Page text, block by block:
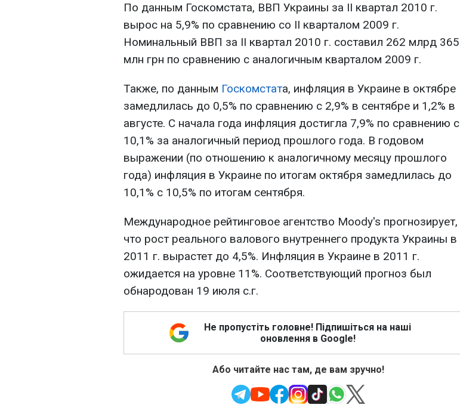
По данным Госкомстата, ВВП Украины за II квартал 2010 г.
вырос на 5,9% по сравнению со II кварталом 2009 г.
Номинальный ВВП за II квартал 2010 г. составил 262 млрд 365
млн грн по сравнению с аналогичным кварталом 2009 г.
Также, по данным Госкомстата, инфляция в Украине в октябре
замедлилась до 0,5% по сравнению с 2,9% в сентябре и 1,2% в
августе. С начала года инфляция достигла 7,9% по сравнению с
10,1% за аналогичный период прошлого года. В годовом
выражении (по отношению к аналогичному месяцу прошлого
года) инфляция в Украине по итогам октября замедлилась до
10,1% с 10,5% по итогам сентября.
Международное рейтинговое агентство Moody's прогнозирует,
что рост реального валового внутреннего продукта Украины в
2011 г. вырастет до 4,5%. Инфляция в Украине в 2011 г.
ожидается на уровне 11%. Соответствующий прогноз был
обнародован 19 июля с.г.
Не пропустіть головне! Підпишіться на наші
оновлення в Google!
Або читайте нас там, де вам зручно!